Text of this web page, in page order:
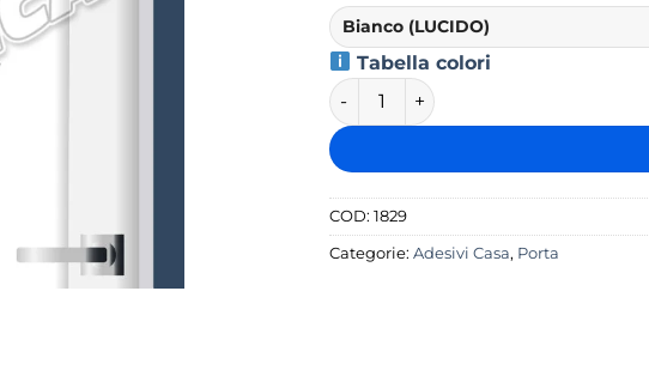
Tabella colori
Toilet 2 quantità
COD: 1829
Categorie: Adesivi Casa, Porta